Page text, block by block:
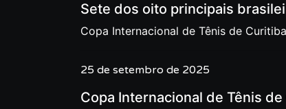
Sete dos oito principais
Copa Internacional de Tênis de Curitiba
25 de setembro de 2025
Copa Internacional de Tênis